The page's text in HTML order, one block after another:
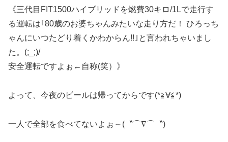
《三代目FIT1500ハイブリッドを燃費30キロ/1Lで走行す
る運転は｢80歳のお婆ちゃんみたいな走り方だ！ ひろっち
ゃんにいつたどり着くかわからん!!｣と言われちゃいまし
た。(;_;)/
安全運転ですよぉ←自称(笑）》
よって、今夜のビールは帰ってからです(*≧∀≦*)
一人で全部を食べてないよぉ～(〝⌒∇⌒〝)